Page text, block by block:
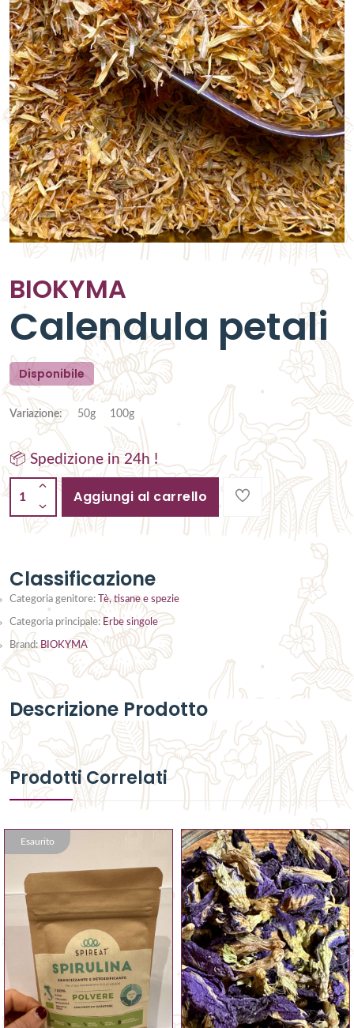
BIOKYMA
Calendula petali
Disponibile
Variazione: 50g 100g
📦 Spedizione in 24h !
1 Aggiungi al carrello
Classificazione
Categoria genitore: Tè, tisane e spezie
Categoria principale: Erbe singole
Brand: BIOKYMA
Descrizione Prodotto
Prodotti Correlati
Esaurito